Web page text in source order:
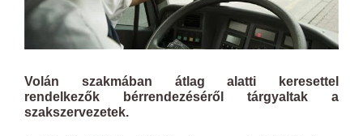
Volán szakmában átlag alatti keresettel
rendelkezők bérrendezéséről tárgyaltak a
szakszervezetek.